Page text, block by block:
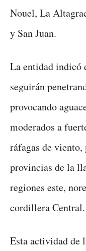
Nouel, La
y San Juan.
La entidad indicó
seguirán
provocando
moderados a
ráfagas de
provincias de la
regiones este,
cordillera Central.
Esta actividad de